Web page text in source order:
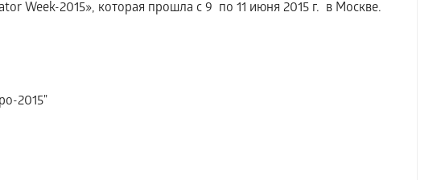
Week-2015», которая прошла с 9 по 11 июня 2015 г. в Москве.
2015"